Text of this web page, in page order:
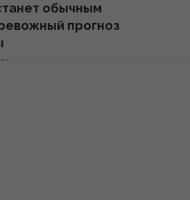
2026
отношения
обычным
прогноз